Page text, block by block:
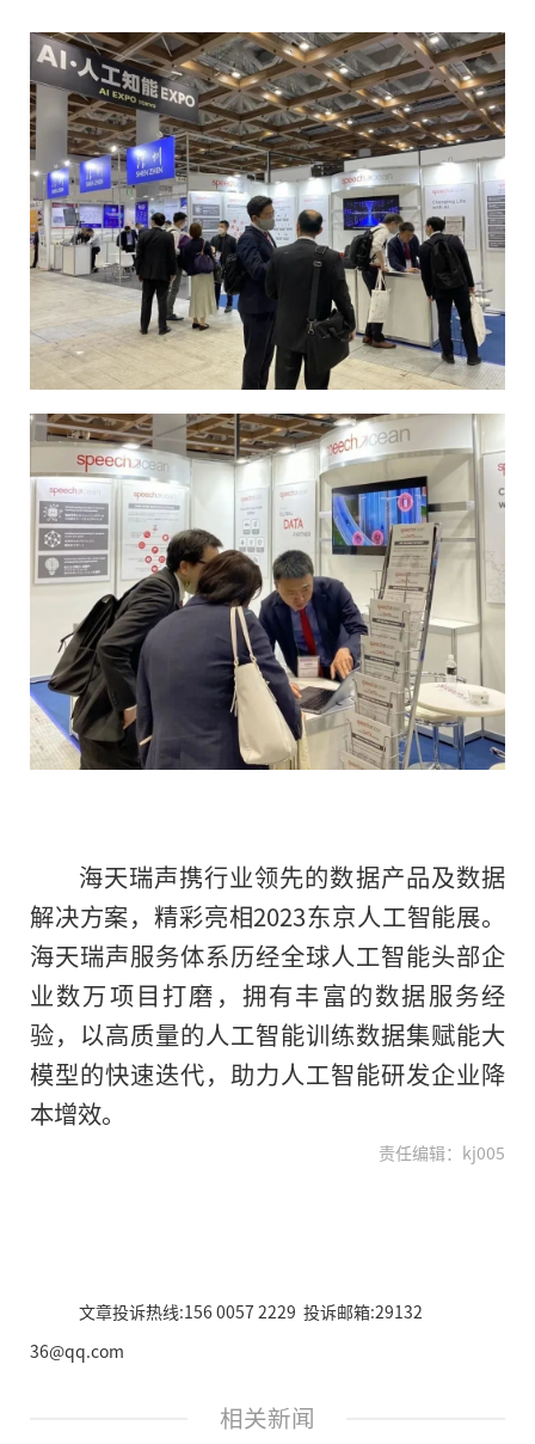
海天瑞声携行业领先的数据产品及数据
解决方案，精彩亮相2023东京人工智能展。
海天瑞声服务体系历经全球人工智能头部企
业数万项目打磨，拥有丰富的数据服务经
验，以高质量的人工智能训练数据集赋能大
模型的快速迭代，助力人工智能研发企业降
本增效。
责任编辑：kj005
文章投诉热线:156 0057 2229 投诉邮箱:29132
36@qq.com
相关新闻